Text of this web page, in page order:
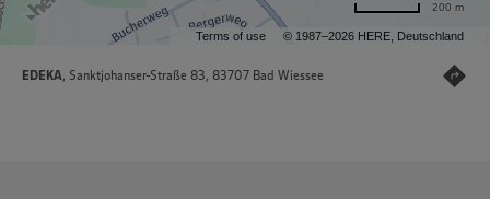
Terms of use © 1987–2026 HERE, Deutschland
200 m
EDEKA, Sanktjohanser-Straße 83, 83707 Bad Wiessee